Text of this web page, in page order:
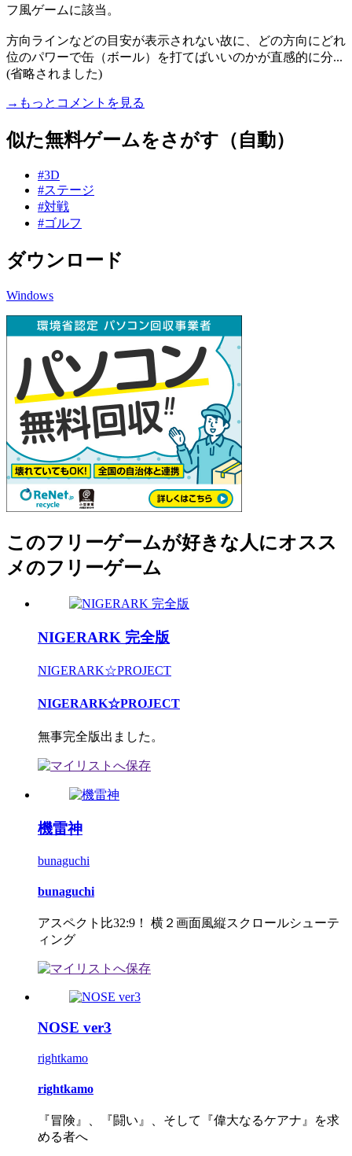
フ風ゲームに該当。
方向ラインなどの目安が表示されない故に、どの方向にどれ
位のパワーで缶（ボール）を打てばいいのかが直感的に分...
(省略されました)
→もっとコメントを見る
似た無料ゲームをさがす（自動）
#3D
#ステージ
#対戦
#ゴルフ
ダウンロード
Windows
このフリーゲームが好きな人にオスス
メのフリーゲーム
NIGERARK 完全版
NIGERARK☆PROJECT
NIGERARK☆PROJECT
無事完全版出ました。
機雷神
bunaguchi
bunaguchi
アスペクト比32:9！ 横２画面風縦スクロールシューテ
ィング
NOSE ver3
rightkamo
rightkamo
『冒険』、『闘い』、そして『偉大なるケアナ』を求
める者へ